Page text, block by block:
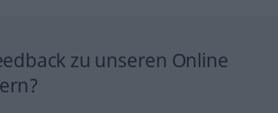
zu unseren Online